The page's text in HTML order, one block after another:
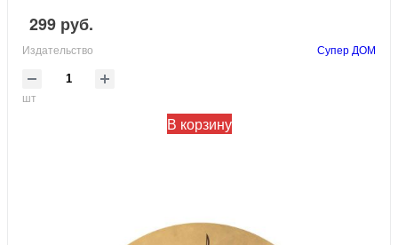
299 руб.
Издательство Супер ДОМ
шт
В корзину